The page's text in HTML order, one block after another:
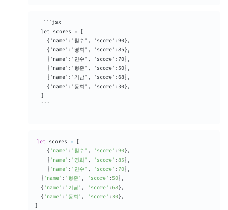
  ```jsx
  let scores = [
    {'name':'형준', 'score':50},
    {'name':'기남', 'score':68},
    {'name':'동희', 'score':30},
  ]
  ```
let scores =
[
{ 'name' : '철수' , 'score' :90} ,
{ 'name' : '영희' , 'score' :85} ,
{ 'name' : '민수' , 'score' : 70} ,
{ 'name' : '형준' , 'score' : 50} ,
{ 'name' : '기남' , 'score' :68} ,
{ 'name' : '동희' , 'score' :30} ,
]